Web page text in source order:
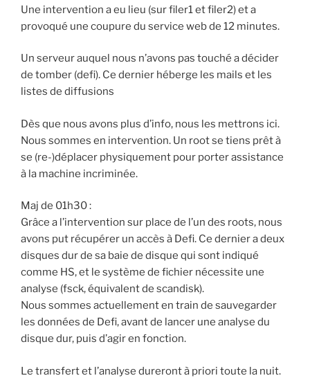
Une intervention a eu lieu (sur filer1 et filer2) et a
provoqué une coupure du service web de 12 minutes.
Un serveur auquel nous n’avons pas touché a décider
de tomber (defi). Ce dernier héberge les mails et les
listes de diffusions
Dès que nous avons plus d’info, nous les mettrons ici.
Nous sommes en intervention. Un root se tiens prêt à
se (re-)déplacer physiquement pour porter assistance
à la machine incriminée.
Maj de 01h30 :
Grâce a l’intervention sur place de l’un des roots, nous
avons put récupérer un accès à Defi. Ce dernier a deux
disques dur de sa baie de disque qui sont indiqué
comme HS, et le système de fichier nécessite une
analyse (fsck, équivalent de scandisk).
Nous sommes actuellement en train de sauvegarder
les données de Defi, avant de lancer une analyse du
disque dur, puis d’agir en fonction.
Le transfert et l’analyse dureront à priori toute la nuit.